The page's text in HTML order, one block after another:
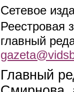
Сетевое
Реестровая
главный
Главный